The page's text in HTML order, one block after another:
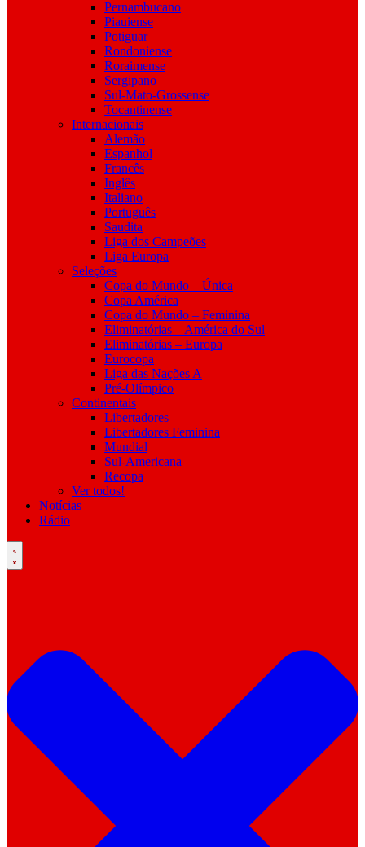
Pernambucano
Piauiense
Potiguar
Rondoniense
Roraimense
Sergipano
Sul-Mato-Grossense
Tocantinense
Internacionais
Alemão
Espanhol
Francês
Inglês
Italiano
Português
Saudita
Liga dos Campeões
Liga Europa
Seleções
Copa do Mundo – Única
Copa América
Copa do Mundo – Feminina
Eliminatórias – América do Sul
Eliminatórias – Europa
Eurocopa
Liga das Nações A
Pré-Olímpico
Continentais
Libertadores
Libertadores Feminina
Mundial
Sul-Americana
Recopa
Ver todos!
Notícias
Rádio